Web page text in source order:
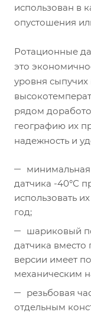
использован в
опустошения
Ротационные
это
уровня
рядом
географию их
надежность и
минимальная
датчика -40°С
использовать
год;
шариковый
датчика вместо
версии имеет
механическим
резьбовая
отдельным